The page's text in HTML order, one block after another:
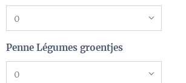
Penne Légumes groentjes